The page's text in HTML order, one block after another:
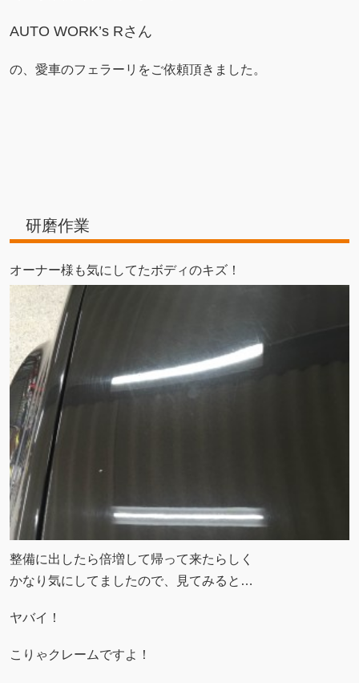
AUTO WORK’s Rさん
の、愛車のフェラーリをご依頼頂きました。
研磨作業
オーナー様も気にしてたボディのキズ！
整備に出したら倍増して帰って来たらしく
かなり気にしてましたので、見てみると…
ヤバイ！
こりゃクレームですよ！